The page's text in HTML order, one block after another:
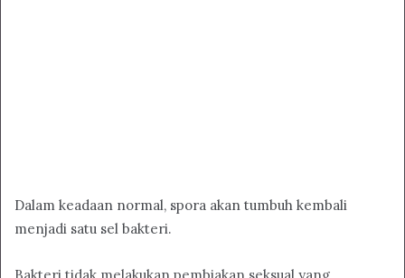
Dalam keadaan normal, spora akan tumbuh kembali
menjadi satu sel bakteri.